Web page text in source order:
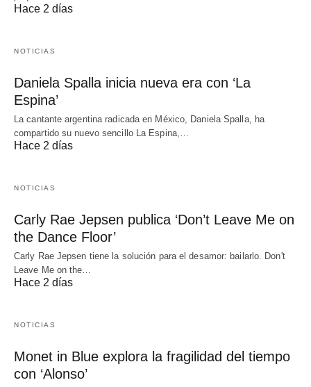
Hace 2 días
NOTICIAS
Daniela Spalla inicia nueva era con ‘La
Espina’
La cantante argentina radicada en México, Daniela Spalla, ha
compartido su nuevo sencillo La Espina,…
Hace 2 días
NOTICIAS
Carly Rae Jepsen publica ‘Don’t Leave Me on
the Dance Floor’
Carly Rae Jepsen tiene la solución para el desamor: bailarlo. Don't
Leave Me on the…
Hace 2 días
NOTICIAS
Monet in Blue explora la fragilidad del tiempo
con ‘Alonso’